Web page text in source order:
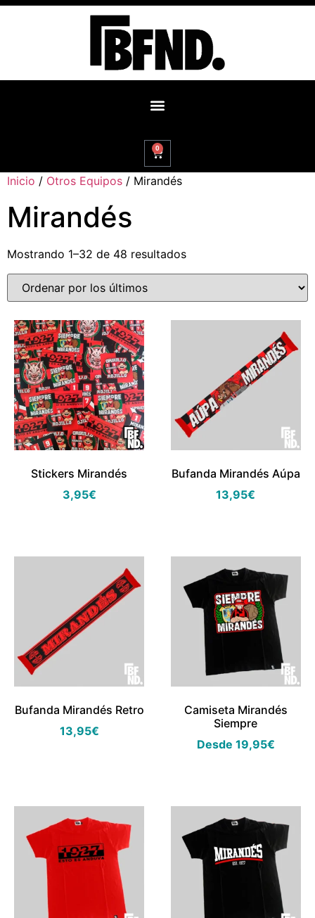
0
Inicio / Otros Equipos / Mirandés
Mirandés
Mostrando 1–32 de 48 resultados
Stickers Mirandés
3,95€
Bufanda Mirandés Aúpa
13,95€
Bufanda Mirandés Retro
13,95€
Camiseta Mirandés
Siempre
Desde 19,95€